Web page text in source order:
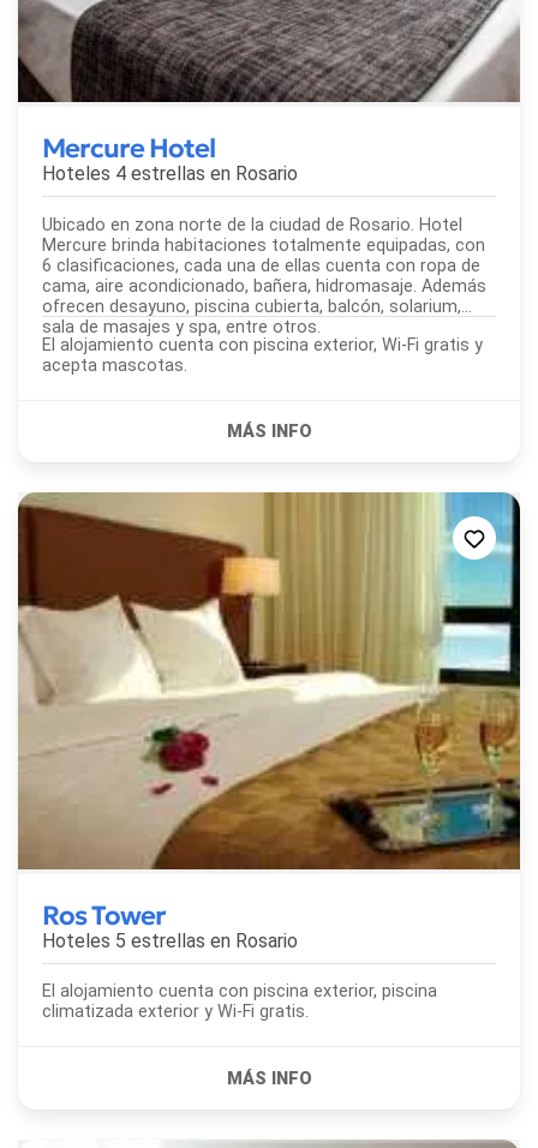
Mercure Hotel
Hoteles 4 estrellas en Rosario
Ubicado en zona norte de la ciudad de Rosario. Hotel
Mercure brinda habitaciones totalmente equipadas, con
6 clasificaciones, cada una de ellas cuenta con ropa de
cama, aire acondicionado, bañera, hidromasaje. Además
ofrecen desayuno, piscina cubierta, balcón, solarium,
sala de masajes y spa, entre otros.
El alojamiento cuenta con piscina exterior, Wi-Fi gratis y
acepta mascotas.
Ros Tower
Hoteles 5 estrellas en Rosario
El alojamiento cuenta con piscina exterior, piscina
climatizada exterior y Wi-Fi gratis.